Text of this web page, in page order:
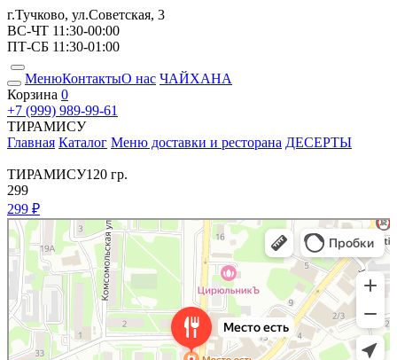
г.Тучково, ул.Советская, 3
ВС-ЧТ 11:30-00:00
ПТ-СБ 11:30-01:00
МенюКонтактыО нас ЧАЙХАНА
Корзина 0
+7 (999) 989-99-61
ТИРАМИСУ
Главная Каталог Меню доставки и ресторана ДЕСЕРТЫ
ТИРАМИСУ120 гр.
299
299 ₽
Место Есть
Ресторан в Москве и Московской области